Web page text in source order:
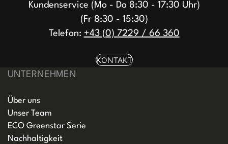
Kundenservice (Mo - Do 8:30 - 17:30 Uhr)
(Fr 8:30 - 15:30)
Telefon: +43 (0) 7229 / 66 360
KONTAKT
UNTERNEHMEN
Über uns
Unser Team
ECO Greenstar Serie
Nachhaltigkeit